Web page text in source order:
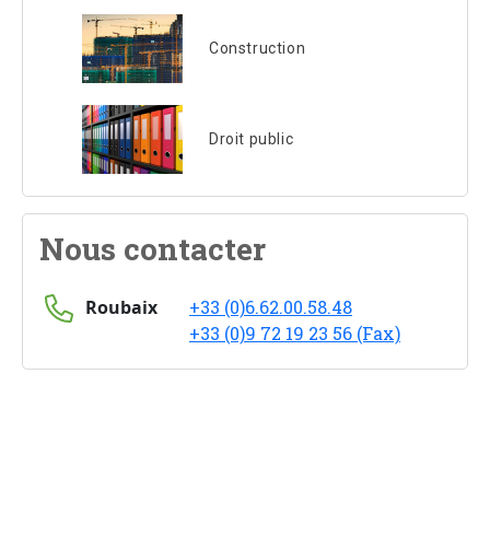
Construction
Droit public
Nous contacter
Roubaix
+33 (0)6.62.00.58.48
+33 (0)9 72 19 23 56 (Fax)